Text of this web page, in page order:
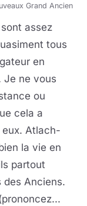
Grand Ancien
assez
tous
en
Je ne vous
ou
cela a
Atlach-
la vie en
partout
des Anciens.